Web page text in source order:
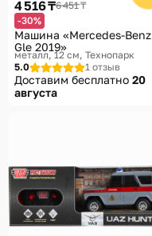
4 516 ₸6 451 ₸
-30%
Машина «Mercedes-Benz
Gle 2019»
металл, 12 см Технопарк
5.0
1 отзыв
Доставим бесплатно 20
августа